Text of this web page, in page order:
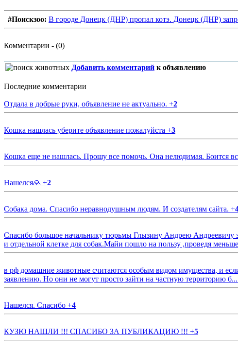
#Поискзоо: В городе Донецк (ДНР) пропал котэ. Донецк (ДНР)
Комментарии - (0)
Добавить комментарий к объявлению
Последние комментарии
Отдала в добрые руки, объявление не актуально. +2
Кошка нашлась уберите объявление пожалуйста +3
Кошка еще не нашлась. Прошу все помочь. Она нелюдимая. Боится
Нашелся🙏 +2
Собака дома. Спасибо неравнодушным людям. И создателям сайта. +
Спасибо большое начальнику тюрьмы Глызину Андрею Андреевичу
и отдельной клетке для собак.Майи пошло на пользу ,проведя
в рф домашние животные считаются особым видом имущества, и
заявлению. Но они не могут просто зайти на частную территорию б...
Нашелся. Спасибо +4
КУЗЮ НАШЛИ !!! СПАСИБО ЗА ПУБЛИКАЦИЮ !!! +5